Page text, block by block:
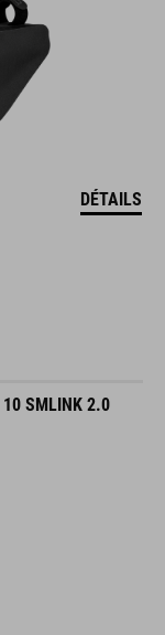
DÉTAILS
10 SMLINK 2.0